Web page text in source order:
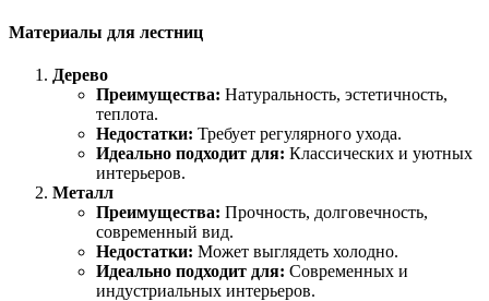
Материалы для лестниц
Дерево
Преимущества: Натуральность, эстетичность,
теплота.
Недостатки: Требует регулярного ухода.
Идеально подходит для: Классических и уютных
интерьеров.
Металл
Преимущества: Прочность, долговечность,
современный вид.
Недостатки: Может выглядеть холодно.
Идеально подходит для: Современных и
индустриальных интерьеров.